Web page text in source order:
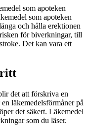
som apoteken
som apoteken
och hålla erektionen
för biverkningar, till
Det kan vara ett
det att förskriva en
läkemedelsförmåner på
det säkert. Läkemedel
som du läser.